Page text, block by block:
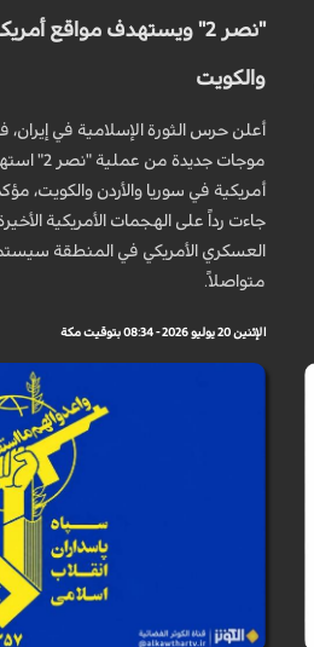
"نصر 2" ويستهدف مواقع
والكويت
أعلن حرس الثورة الإسلامية في إيران،
موجات
أمريكية في سوريا والأردن والكويت،
جاءت رداً على الهجمات الأمريكية
العسكري الأمريكي في المنطقة
متواصلاً.
الإثنين 20 يوليو 2026 - 08:34 بتوقيت مكة